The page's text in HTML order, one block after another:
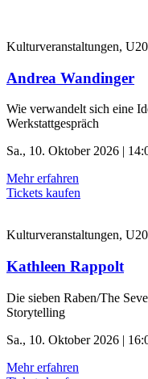
Kulturveranstaltungen, U20
Andrea Wandinger
Wie verwandelt sich eine
Werkstattgespräch
Sa., 10. Oktober 2026 |
Mehr erfahren
Tickets kaufen
Kulturveranstaltungen, U20
Kathleen Rappolt
Die sieben Raben/The
Storytelling
Sa., 10. Oktober 2026 |
Mehr erfahren